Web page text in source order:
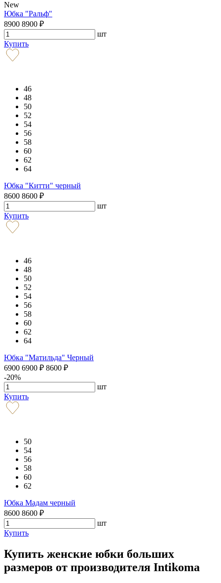
New
Юбка "Ральф"
8900 8900 ₽
шт
Купить
46
48
50
52
54
56
58
60
62
64
Юбка "Китти" черный
8600 8600 ₽
шт
Купить
46
48
50
52
54
56
58
60
62
64
Юбка "Матильда" Черный
6900 6900 ₽ 8600 ₽
-20%
шт
Купить
50
54
56
58
60
62
Юбка Мадам черный
8600 8600 ₽
шт
Купить
Купить женские юбки больших
размеров от производителя Intikoma